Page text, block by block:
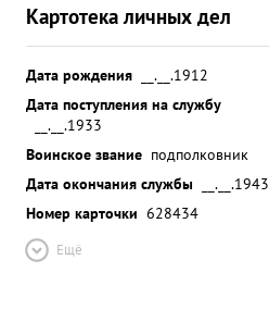
Картотека личных дел
Дата рождения
__.__.1912
Дата поступления на службу
__.__.1933
Воинское звание подполковник
Дата окончания службы
__.__.1943
Номер карточки 628434
Ещё